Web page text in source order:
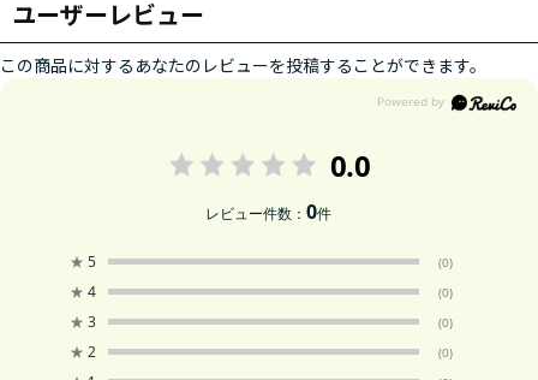
ユーザーレビュー
この商品に対するあなたのレビューを投稿することができます。
0.0
レビュー件数：0件
★ 5 (0)
★ 4 (0)
★ 3 (0)
★ 2 (0)